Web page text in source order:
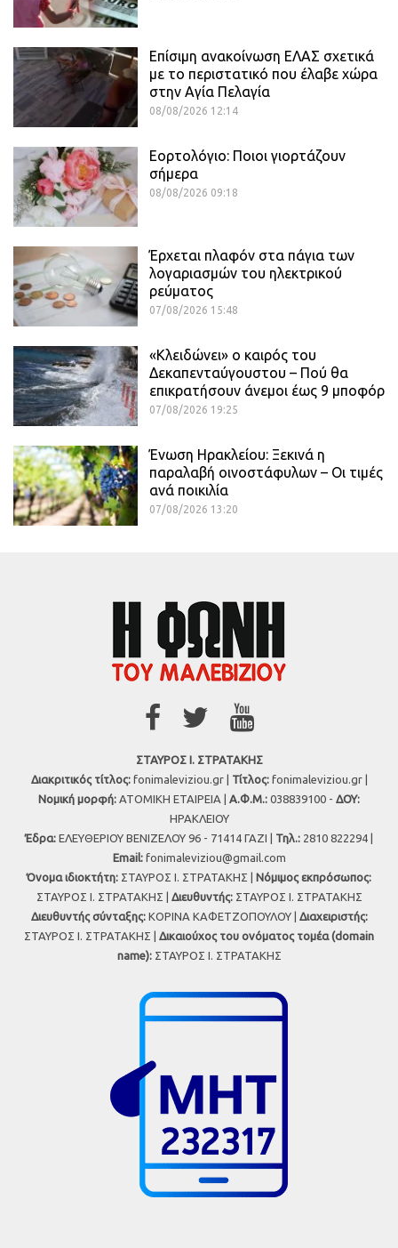
Επίσιμη ανακοίνωση ΕΛΑΣ σχετικά
με το περιστατικό που έλαβε χώρα
στην Αγία Πελαγία
08/08/2026 12:14
Εορτολόγιο: Ποιοι γιορτάζουν
σήμερα
08/08/2026 09:18
Έρχεται πλαφόν στα πάγια των
λογαριασμών του ηλεκτρικού
ρεύματος
07/08/2026 15:48
«Κλειδώνει» ο καιρός του
Δεκαπενταύγουστου – Πού θα
επικρατήσουν άνεμοι έως 9 μποφόρ
07/08/2026 19:25
Ένωση Ηρακλείου: Ξεκινά η
παραλαβή οινοστάφυλων – Οι τιμές
ανά ποικιλία
07/08/2026 13:20
ΣΤΑΥΡΟΣ Ι. ΣΤΡΑΤΑΚΗΣ
Διακριτικός τίτλος:fonimaleviziou.gr | Τίτλος:fonimaleviziou.gr |
Νομική μορφή: ΑΤΟΜΙΚΗ ΕΤΑΙΡΕΙΑ | Α.Φ.Μ.: 038839100 - ΔΟΥ:
ΗΡΑΚΛΕΙΟΥ
Έδρα: ΕΛΕΥΘΕΡΙΟΥ ΒΕΝΙΖΕΛΟΥ 96 - 71414 ΓΑΖΙ | Τηλ.: 2810 822294 |
Εmail: fonimaleviziou@gmail.com
Όνομα ιδιοκτήτη: ΣΤΑΥΡΟΣ Ι. ΣΤΡΑΤΑΚΗΣ | Νόμιμος εκπρόσωπος:
ΣΤΑΥΡΟΣ Ι. ΣΤΡΑΤΑΚΗΣ | Διευθυντής:ΣΤΑΥΡΟΣ Ι. ΣΤΡΑΤΑΚΗΣ
Διευθυντής σύνταξης:ΚΟΡΙΝΑ ΚΑΦΕΤΖΟΠΟΥΛΟΥ | Διαχειριστής:
ΣΤΑΥΡΟΣ Ι. ΣΤΡΑΤΑΚΗΣ | Δικαιούχος του ονόματος τομέα (domain
name):ΣΤΑΥΡΟΣ Ι. ΣΤΡΑΤΑΚΗΣ